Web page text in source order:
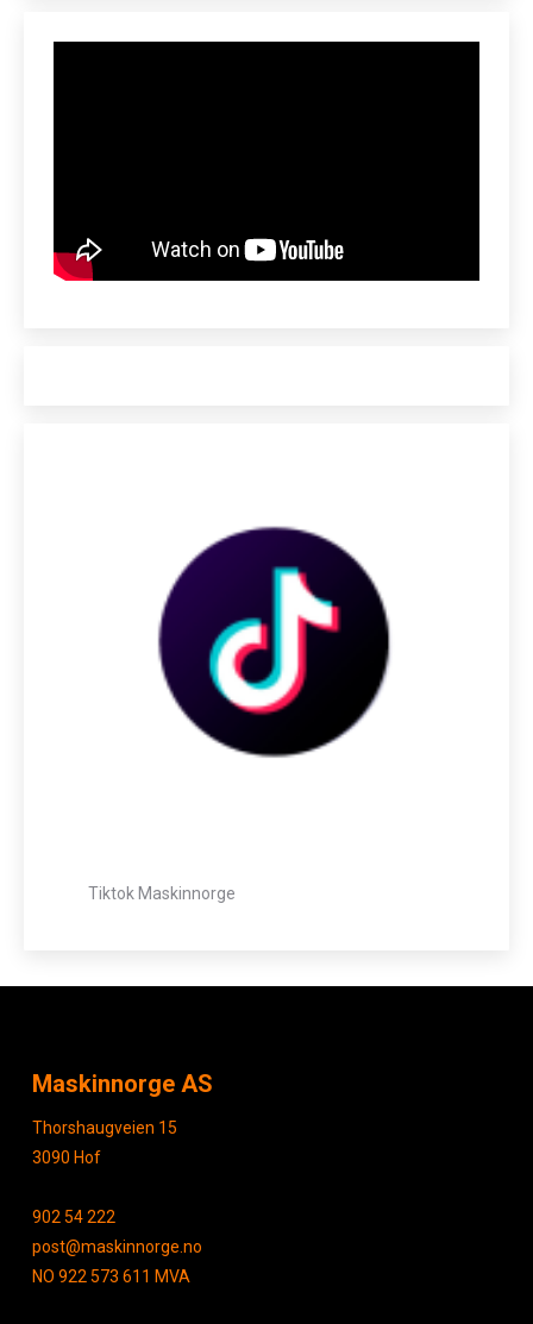
Tiktok Maskinnorge
Maskinnorge AS
Thorshaugveien 15
3090 Hof
902 54 222
post@maskinnorge.no
NO 922 573 611 MVA